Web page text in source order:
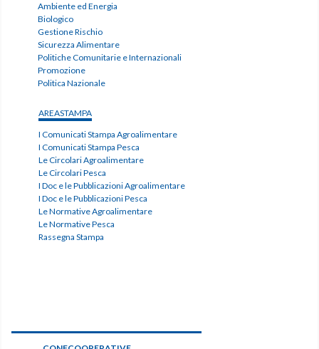
Ambiente ed Energia
Biologico
Gestione Rischio
Sicurezza Alimentare
Politiche Comunitarie e Internazionali
Promozione
Politica Nazionale
AREASTAMPA
I Comunicati Stampa Agroalimentare
I Comunicati Stampa Pesca
Le Circolari Agroalimentare
Le Circolari Pesca
I Doc e le Pubblicazioni Agroalimentare
I Doc e le Pubblicazioni Pesca
Le Normative Agroalimentare
Le Normative Pesca
Rassegna Stampa